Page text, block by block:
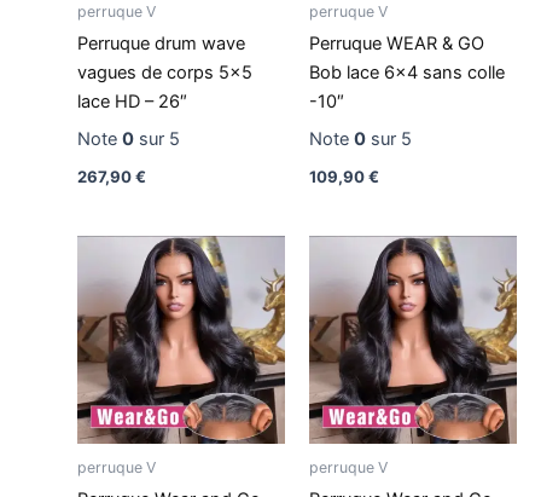
perruque V
Perruque drum wave
vagues de corps 5×5
lace HD – 26″
Note 0sur 5
267,90€
perruque V
Perruque WEAR & GO
Bob lace 6×4 sans colle
-10″
Note 0sur 5
109,90€
perruque V perruque V